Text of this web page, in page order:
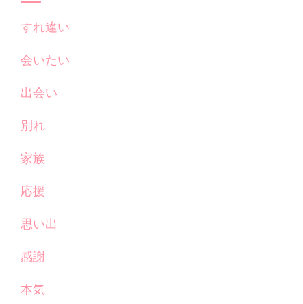
すれ違い
会いたい
出会い
別れ
家族
応援
思い出
感謝
本気